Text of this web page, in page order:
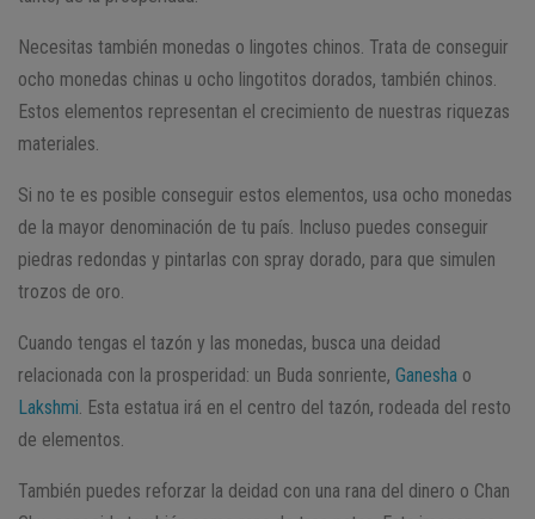
Necesitas también monedas o lingotes chinos. Trata de conseguir
ocho monedas chinas u ocho lingotitos dorados, también chinos.
Estos elementos representan el crecimiento de nuestras riquezas
materiales.
Si no te es posible conseguir estos elementos, usa ocho monedas
de la mayor denominación de tu país. Incluso puedes conseguir
piedras redondas y pintarlas con spray dorado, para que simulen
trozos de oro.
Cuando tengas el tazón y las monedas, busca una deidad
relacionada con la prosperidad: un Buda sonriente, Ganesha o
Lakshmi. Esta estatua irá en el centro del tazón, rodeada del resto
de elementos.
También puedes reforzar la deidad con una rana del dinero o Chan